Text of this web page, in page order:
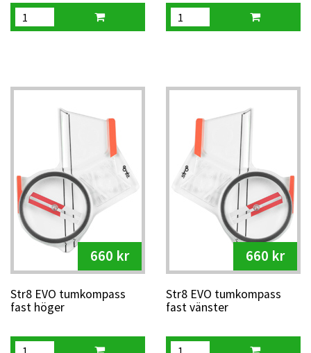
660 kr
Str8 EVO tumkompass
fast höger
660 kr
Str8 EVO tumkompass
fast vänster